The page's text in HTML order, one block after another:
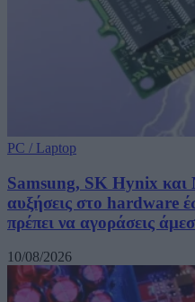
PC / Laptop
Samsung, SK Hynix και
αυξήσεις στο hardware
πρέπει να αγοράσεις
10/08/2026